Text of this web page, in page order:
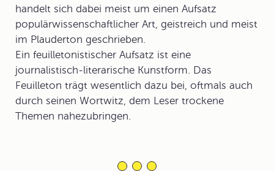
handelt sich dabei meist um einen Aufsatz
populärwissenschaftlicher Art, geistreich und meist
im Plauderton geschrieben.
Ein feuilletonistischer Aufsatz ist eine
journalistisch-literarische Kunstform. Das
Feuilleton trägt wesentlich dazu bei, oftmals auch
durch seinen Wortwitz, dem Leser trockene
Themen nahezubringen.